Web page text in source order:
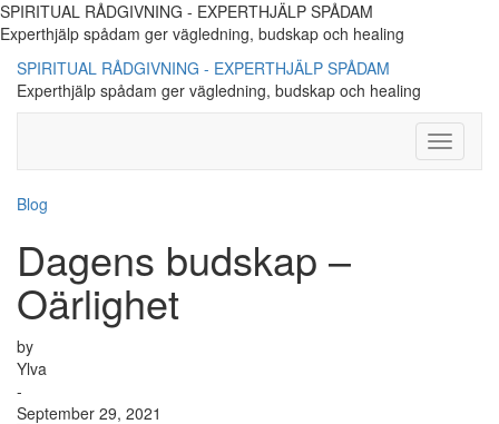
SPIRITUAL RÅDGIVNING - EXPERTHJÄLP SPÅDAM
Experthjälp spådam ger vägledning, budskap och healing
SPIRITUAL RÅDGIVNING - EXPERTHJÄLP SPÅDAM
Experthjälp spådam ger vägledning, budskap och healing
Toggle
Blog
Dagens budskap –
Oärlighet
by
Ylva
-
September 29, 2021